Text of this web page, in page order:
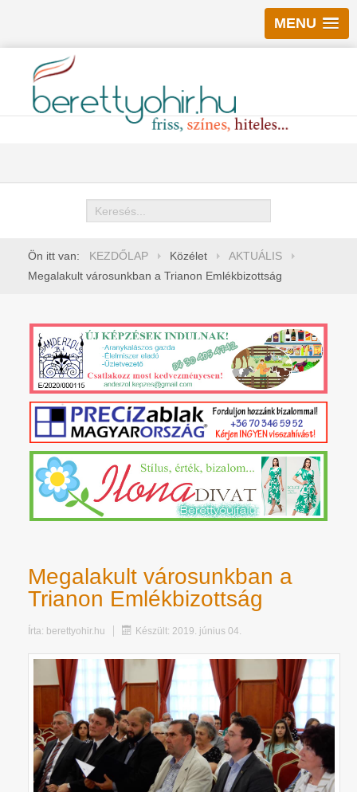
MENU
Keresés
Ön itt van: KEZDŐLAP Közélet
AKTUÁLIS
Megalakult városunkban a Trianon Emlékbizottság
Megalakult városunkban a
Trianon Emlékbizottság
Írta: berettyohir.hu Készült: 2019. június 04.